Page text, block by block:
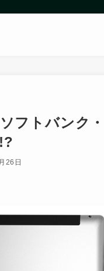
フトバンク
26日